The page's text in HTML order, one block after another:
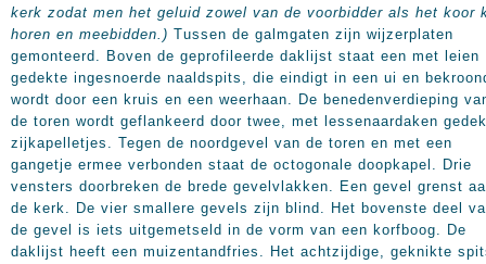
kerk zodat men het geluid zowel van de voorbidder als het koor
horen en meebidden.) Tussen de galmgaten zijn wijzerplaten
gemonteerd. Boven de geprofileerde daklijst staat een met leien
gedekte ingesnoerde naaldspits, die eindigt in een ui en
wordt door een kruis en een weerhaan. De benedenverdieping
de toren wordt geflankeerd door twee, met lessenaardaken
zijkapelletjes. Tegen de noordgevel van de toren en met een
gangetje ermee verbonden staat de octogonale doopkapel. Drie
vensters doorbreken de brede gevelvlakken. Een gevel grenst
de kerk. De vier smallere gevels zijn blind. Het bovenste deel
de gevel is iets uitgemetseld in de vorm van een korfboog. De
daklijst heeft een muizentandfries. Het achtzijdige, geknikte